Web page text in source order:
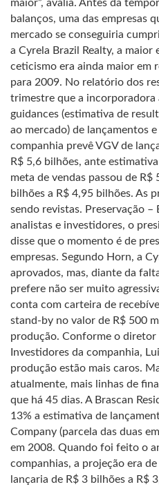
maior”, avalia. Antes da
balanços, uma das empresas
mercado se conseguiria
a Cyrela Brazil Realty, a maior
ceticismo era ainda maior em
para 2009. No relatório dos
trimestre que a incorporadora
guidances (estimativa de
ao mercado) de lançamentos
companhia prevê VGV de
R$ 5,6 bilhões, ante
meta de vendas passou de
bilhões a R$ 4,95 bilhões. As
sendo revistas. Preservação
analistas e investidores, o
disse que o momento é de
empresas. Segundo Horn, a
aprovados, mas, diante da
prefere não ser muito
conta com carteira de
stand-by no valor de R$ 500
produção. Conforme o diretor
Investidores da companhia,
produção estão mais caros.
atualmente, mais linhas de
que há 45 dias. A Brascan
13% a estimativa de
Company (parcela das duas
em 2008. Quando foi feito o
companhias, a projeção era
lançaria de R$ 3 bilhões a R$